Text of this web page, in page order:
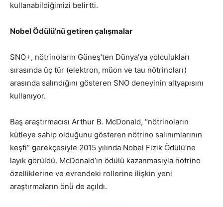
kullanabildiğimizi belirtti.
Nobel Ödülü’nü getiren çalışmalar
SNO+, nötrinoların Güneş’ten Dünya’ya yolculukları
sırasında üç tür (elektron, müon ve tau nötrinoları)
arasında salındığını gösteren SNO deneyinin altyapısını
kullanıyor.
Baş araştırmacısı Arthur B. McDonald, “nötrinoların
kütleye sahip olduğunu gösteren nötrino salınımlarının
keşfi” gerekçesiyle 2015 yılında Nobel Fizik Ödülü’ne
layık görüldü. McDonald’ın ödülü kazanmasıyla nötrino
özelliklerine ve evrendeki rollerine ilişkin yeni
araştırmaların önü de açıldı.